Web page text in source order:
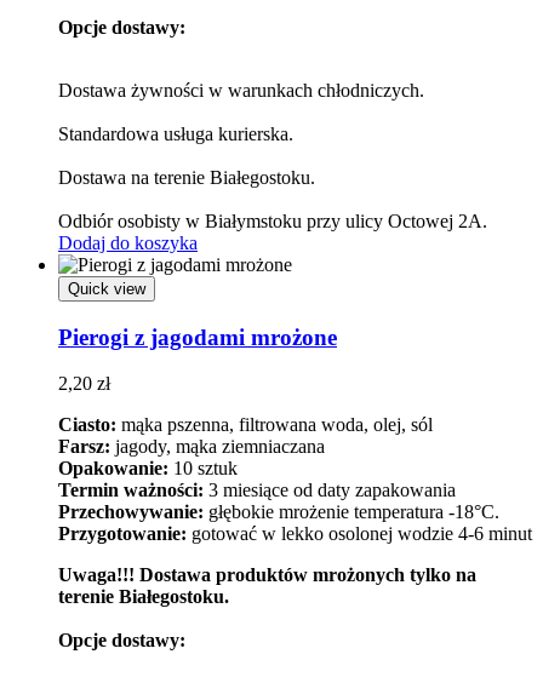
Opcje dostawy:
Dostawa żywności w warunkach chłodniczych.
Standardowa usługa kurierska.
Dostawa na terenie Białegostoku.
Odbiór osobisty w Białymstoku przy ulicy Octowej 2A.
Dodaj do koszyka
Quick view
Pierogi z jagodami mrożone
2,20 zł
Ciasto: mąka pszenna, filtrowana woda, olej, sól
Farsz: jagody, mąka ziemniaczana
Opakowanie: 10 sztuk
Termin ważności: 3 miesiące od daty zapakowania
Przechowywanie: głębokie mrożenie temperatura -18°C.
Przygotowanie: gotować w lekko osolonej wodzie 4-6 minut
Uwaga!!! Dostawa produktów mrożonych tylko na
terenie Białegostoku.
Opcje dostawy: